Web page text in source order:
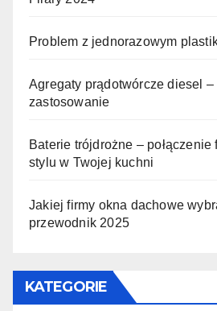
Problem z jednorazowym
Agregaty prądotwórcze diesel –
zastosowanie
Baterie trójdrożne –
stylu w Twojej kuchni
Jakiej firmy okna dachowe
przewodnik 2025
KATEGORIE